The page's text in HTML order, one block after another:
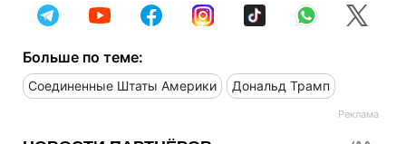
Больше по теме:
Соединенные Штаты Америки Дональд Трамп